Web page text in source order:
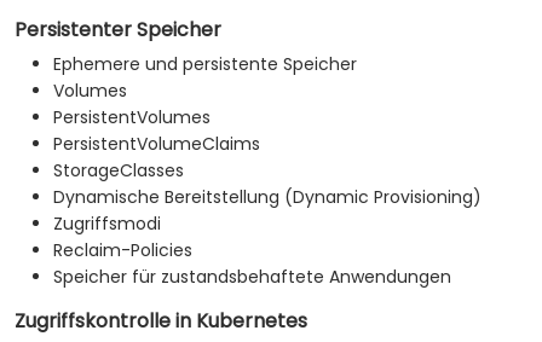
Persistenter Speicher
Ephemere und persistente Speicher
Volumes
PersistentVolumes
PersistentVolumeClaims
StorageClasses
Dynamische Bereitstellung (Dynamic Provisioning)
Zugriffsmodi
Reclaim-Policies
Speicher für zustandsbehaftete Anwendungen
Zugriffskontrolle in Kubernetes